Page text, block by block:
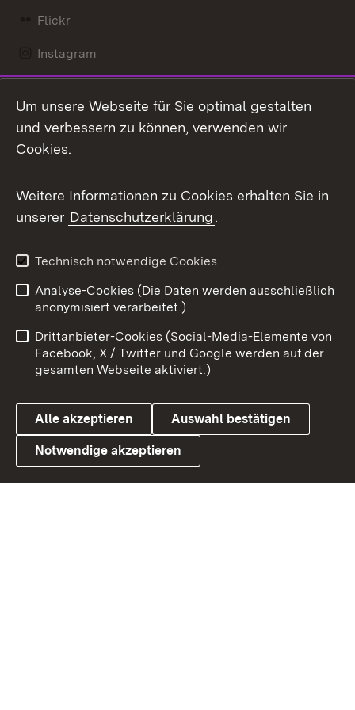
Flickr
Instagram
Mastodon
Messenger
Social Wall
X / Twitter
Youtube
Link zum Landesportal
Benutzungshinweise
Barrierefreiheit
Datenschutz
Cookies
Um unsere Webseite für Sie optimal gestalten
und verbessern zu können, verwenden wir
Cookies.
Weitere Informationen zu Cookies erhalten Sie in
unserer Datenschutzerklärung.
Technisch notwendige Cookies
Analyse-Cookies (Die Daten werden ausschließlich
anonymisiert verarbeitet.)
Drittanbieter-Cookies (Social-Media-Elemente von
Facebook, X / Twitter und Google werden auf der
gesamten Webseite aktiviert.)
Alle akzeptieren Auswahl bestätigen
Notwendige akzeptieren